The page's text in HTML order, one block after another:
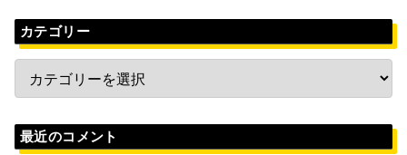
カテゴリー
最近のコメント